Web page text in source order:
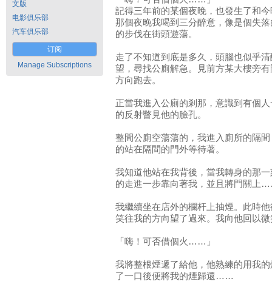
文版
电影俱乐部
汽车俱乐部
订阅
Manage Subscriptions
記得三年前的某個夜晚，也發生了和
那個夜晚我喝到三分醉意，像是個失
的步伐在街頭遊蕩。
走了不知道到底是多久，頭腦也似乎
望，尋找公廁解急。見前方某大樓旁
方向跑去。
正當我進入公廁的剎那，意識到有個
的反射瞥見他的臉孔。
整間公廁空蕩蕩的，我進入廁所的隔
的站在隔間的門外等待著。
我知道他站在我背後，當我轉身的那
的走進一步靠向著我，並且將門關上
我繼續坐在店外的欄杆上抽煙。此時
笑往我的方向望了過來。我向他回以
「嗨！可否借個火……」
我將整根煙遞了給他，他熟練的用我
了一口後便將我的煙歸還……